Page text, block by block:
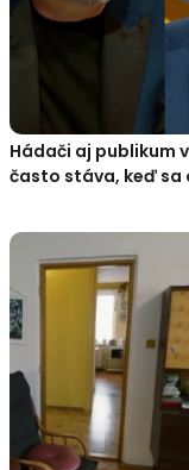
Hádači aj publikum
často stáva, keď sa